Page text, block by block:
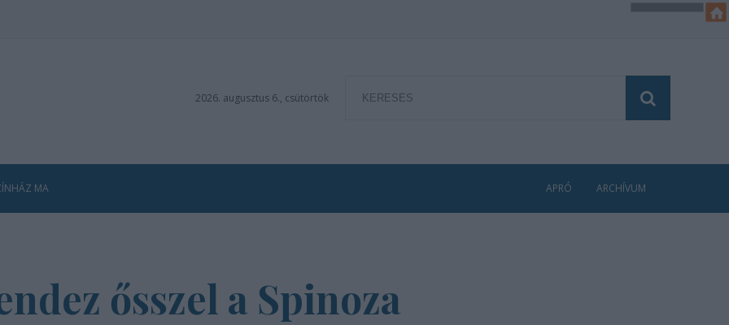
2026. augusztus 6., csütörtök
MA APRÓ ARCHÍVUM
ősszel a Spinoza